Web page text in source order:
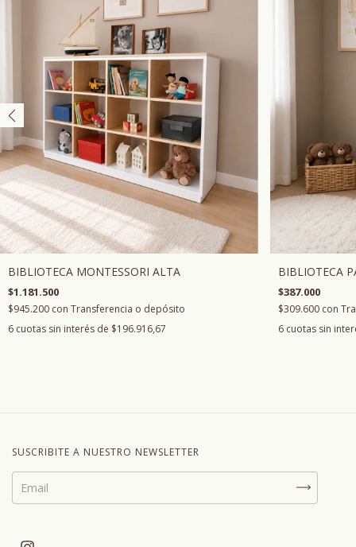
BIBLIOTECA MONTESSORI ALTA
$1.181.500
$945.200 con Transferencia o depósito
6 cuotas sin interés de $196.916,67
BIBLIOTECA
$387.000
$309.600 con
6 cuotas sin
SUSCRIBITE A NUESTRO NEWSLETTER